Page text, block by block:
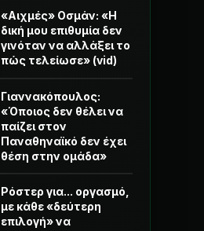
«Αιχμές» Οσμάν: «Η
δική μου επιθυμία δεν
γινόταν να αλλάξει το
πώς τελείωσε» (vid)
Γιαννακόπουλος:
«Όποιος δεν θέλει να
παίζει στον
Παναθηναϊκό δεν έχει
θέση στην ομάδα»
Ρόστερ για... οργασμό,
με κάθε «δεύτερη
επιλογή» να